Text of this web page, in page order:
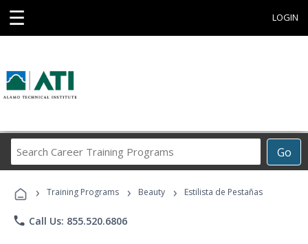
☰ LOGIN
Go
Career
Programs
› Training Programs › Beauty › Estilista de Pestañas
phone Call Us: 855.520.6806